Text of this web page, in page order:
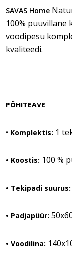
SAVAS Home
100% puuvillane
voodipesu
kvaliteedi.
PÕHITEAVE
• Komplektis: 1
• Koostis: 100 %
• Tekipadi suurus:
• Padjapüür:
• Voodilina: